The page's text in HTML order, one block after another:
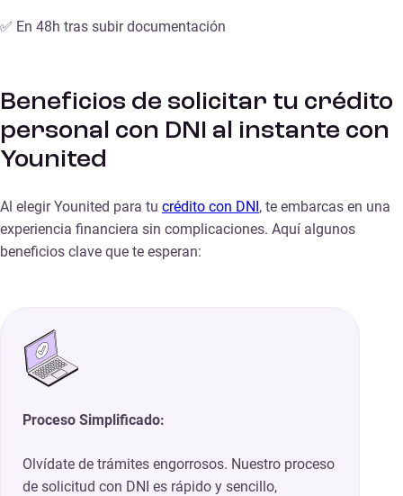
✅ En 48h tras subir documentación
Beneficios de solicitar tu crédito
personal con DNI al instante con
Younited
Al elegir Younited para tu crédito con DNI, te embarcas en una
experiencia financiera sin complicaciones. Aquí algunos
beneficios clave que te esperan:
Proceso Simplificado:
Olvídate de trámites engorrosos. Nuestro proceso
de solicitud con DNI es rápido y sencillo,